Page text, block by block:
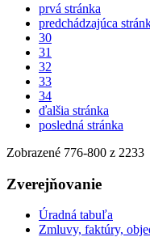
prvá stránka
predchádzajúca
30
31
32
33
34
ďalšia stránka
posledná stránka
Zobrazené 776-800 z 2233
Zverejňovanie
Úradná tabuľa
Zmluvy, faktúry,